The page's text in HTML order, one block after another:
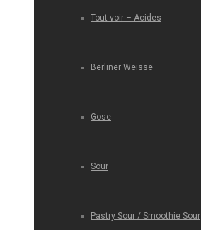
Tout voir – Acides
Berliner Weisse
Gose
Sour
Pastry Sour / Smoothie Sour